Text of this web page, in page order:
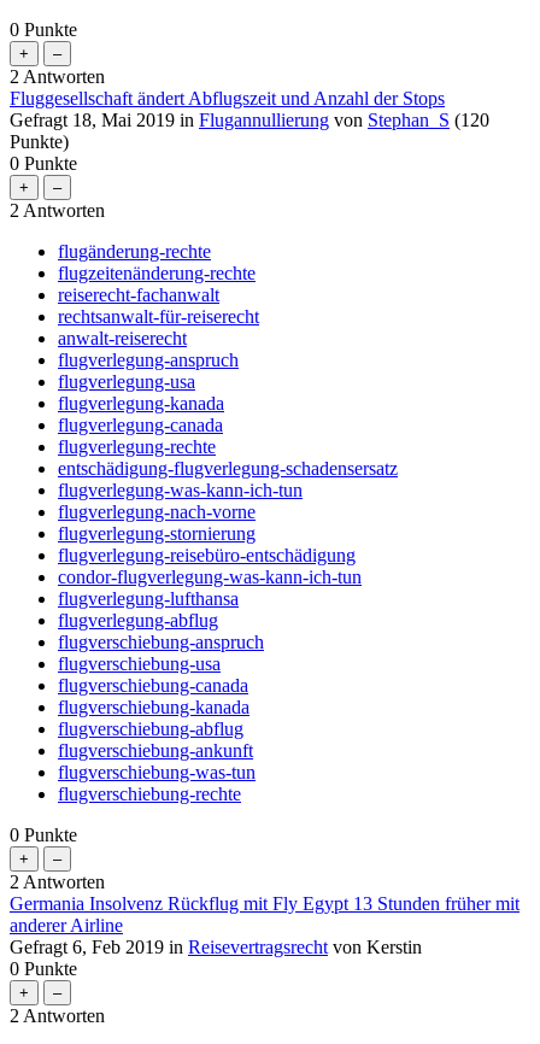
0 Punkte
2 Antworten
Fluggesellschaft ändert Abflugszeit und Anzahl der Stops
Gefragt 18, Mai 2019 in Flugannullierung von Stephan_S (120
Punkte)
0 Punkte
2 Antworten
flugänderung-rechte
flugzeitenänderung-rechte
reiserecht-fachanwalt
rechtsanwalt-für-reiserecht
anwalt-reiserecht
flugverlegung-anspruch
flugverlegung-usa
flugverlegung-kanada
flugverlegung-canada
flugverlegung-rechte
entschädigung-flugverlegung-schadensersatz
flugverlegung-was-kann-ich-tun
flugverlegung-nach-vorne
flugverlegung-stornierung
flugverlegung-reisebüro-entschädigung
condor-flugverlegung-was-kann-ich-tun
flugverlegung-lufthansa
flugverlegung-abflug
flugverschiebung-anspruch
flugverschiebung-usa
flugverschiebung-canada
flugverschiebung-kanada
flugverschiebung-abflug
flugverschiebung-ankunft
flugverschiebung-was-tun
flugverschiebung-rechte
0 Punkte
2 Antworten
Germania Insolvenz Rückflug mit Fly Egypt 13 Stunden früher mit
anderer Airline
Gefragt 6, Feb 2019 in Reisevertragsrecht von Kerstin
0 Punkte
2 Antworten